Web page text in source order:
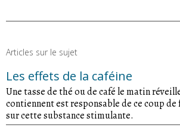
Articles sur le sujet
Les effets de la caféine
Une tasse de thé ou de café le matin
contiennent est responsable de ce coup
sur cette substance stimulante.